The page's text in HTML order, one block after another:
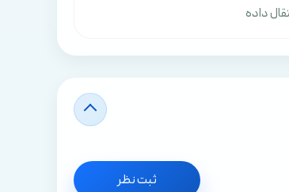
داده
ثبت نظر